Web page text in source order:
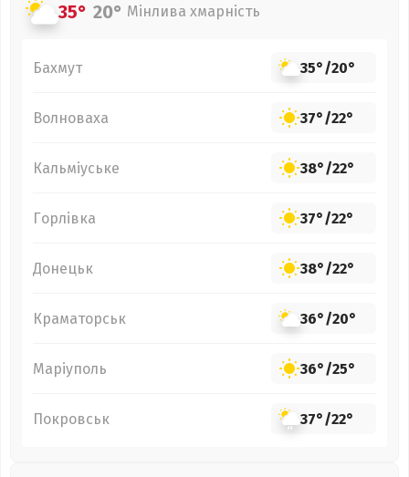
35° 20° Мінлива хмарність
Бахмут 35°/20°
Волноваха 37°/22°
Кальміуське 38°/22°
Горлівка 37°/22°
Донецьк 38°/22°
Краматорськ 36°/20°
Маріуполь 36°/25°
Покровськ 37°/22°